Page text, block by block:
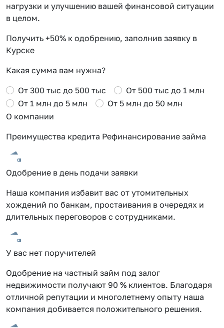
нагрузки и улучшению вашей финансовой ситуации
в целом.
Получить +50% к одобрению, заполнив заявку в
Курске
Какая сумма вам нужна?
От 300 тыс до 500 тыс
От 500 тыс до 1 млн
От 1 млн до 5 млн
От 5 млн до 50 млн
О компании
Преимущества кредита Рефинансирование займа
Одобрение в день подачи заявки
Наша компания избавит вас от утомительных
хождений по банкам, простаивания в очередях и
длительных переговоров с сотрудниками.
У вас нет поручителей
Одобрение на частный займ под залог
недвижимости получают 90 % клиентов. Благодаря
отличной репутации и многолетнему опыту наша
компания добивается положительного решения.